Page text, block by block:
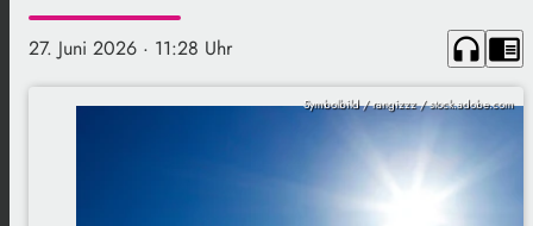
27. Juni 2026 · 11:28 Uhr headphones chrome_reader_mode
Symbolbild / rangizzz / stock.adobe.com